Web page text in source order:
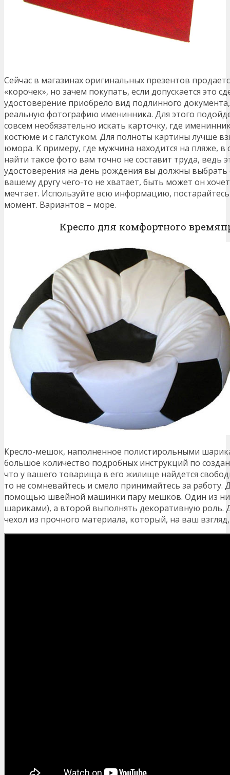
Сейчас в магазинах оригинальных презентов
«корочек», но зачем покупать, если допускается это
удостоверение приобрело вид подлинного
реальную фотографию именинника. Для этого
совсем необязательно искать карточку, где
костюме и с галстуком. Для полноты картины лучше
юмора. К примеру, где мужчина находится на пляже, в
найти такое фото вам точно не составит труда, ведь
удостоверения на день рождения вы должны
вашему другу чего-то не хватает, быть может он
мечтает. Используйте всю информацию,
момент. Вариантов – море.
Кресло для комфортного
Кресло-мешок, наполненное полистирольными
большое количество подробных инструкций по
что у вашего товарища в его жилище найдется
то не сомневайтесь и смело принимайтесь за работу.
помощью швейной машинки пару мешков. Один из
шариками), а второй выполнять декоративную роль.
чехол из прочного материала, который, на ваш